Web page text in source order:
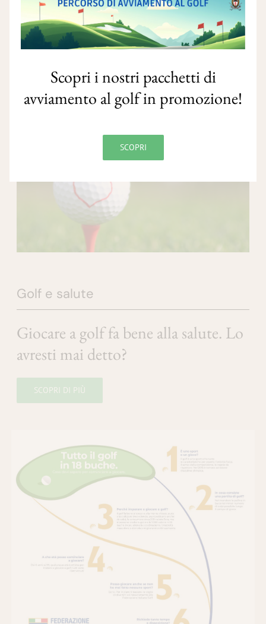
​Il golf ti incuriosisce, ma ancora non
hai provato a giocare?
SCOPRI DI PIÙ
Golf e salute
Giocare a golf fa bene alla salute. Lo
avresti mai detto?
SCOPRI DI PIÙ
Scopri i nostri pacchetti di
avviamento al golf in promozione!
SCOPRI